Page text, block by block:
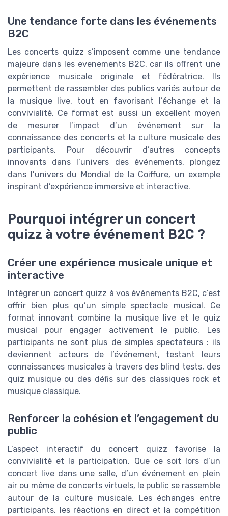
Une tendance forte dans les événements
B2C
Les concerts quizz s’imposent comme une tendance
majeure dans les evenements B2C, car ils offrent une
expérience musicale originale et fédératrice. Ils
permettent de rassembler des publics variés autour de
la musique live, tout en favorisant l’échange et la
convivialité. Ce format est aussi un excellent moyen
de mesurer l’impact d’un événement sur la
connaissance des concerts et la culture musicale des
participants. Pour découvrir d’autres concepts
innovants dans l’univers des événements, plongez
dans l’univers du Mondial de la Coiffure, un exemple
inspirant d’expérience immersive et interactive.
Pourquoi intégrer un concert
quizz à votre événement B2C ?
Créer une expérience musicale unique et
interactive
Intégrer un concert quizz à vos événements B2C, c’est
offrir bien plus qu’un simple spectacle musical. Ce
format innovant combine la musique live et le quiz
musical pour engager activement le public. Les
participants ne sont plus de simples spectateurs : ils
deviennent acteurs de l’événement, testant leurs
connaissances musicales à travers des blind tests, des
quiz musique ou des défis sur des classiques rock et
musique classique.
Renforcer la cohésion et l’engagement du
public
L’aspect interactif du concert quizz favorise la
convivialité et la participation. Que ce soit lors d’un
concert live dans une salle, d’un événement en plein
air ou même de concerts virtuels, le public se rassemble
autour de la culture musicale. Les échanges entre
participants, les réactions en direct et la compétition